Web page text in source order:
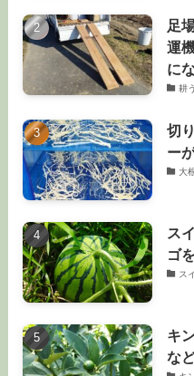
足
運
に
耕
切
ー
大
ス
ゴ
ス
キ
な